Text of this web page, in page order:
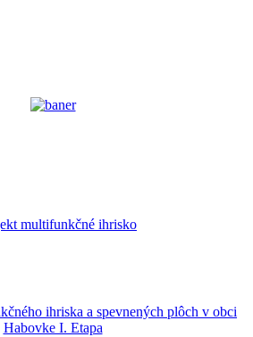
ihriska a spevnených plôch v obci
Habovke I. Etapa